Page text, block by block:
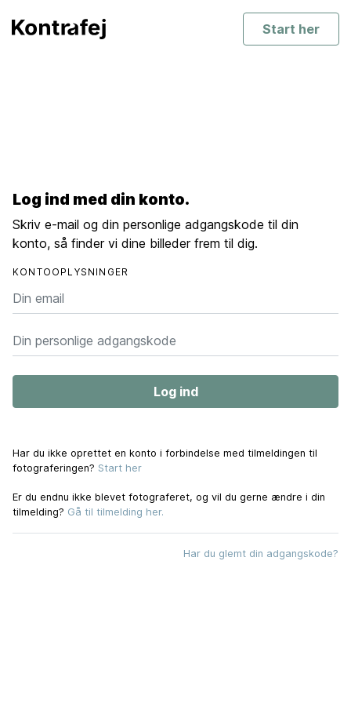
Start her
Log ind med din konto.
Skriv e-mail og din personlige adgangskode til din
konto, så finder vi dine billeder frem til dig.
KONTOOPLYSNINGER
Har du ikke oprettet en konto i forbindelse med tilmeldingen til
fotograferingen? Start her
Er du endnu ikke blevet fotograferet, og vil du gerne ændre i din
tilmelding? Gå til tilmelding her.
Har du glemt din adgangskode?